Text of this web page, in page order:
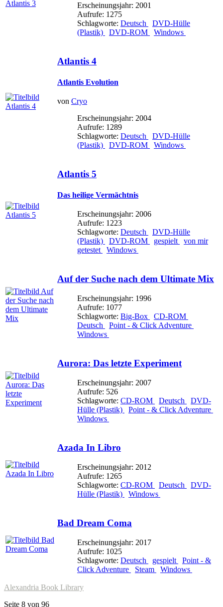
Erscheinungsjahr: 2001
Aufrufe: 1275
Schlagworte: Deutsch
DVD-Hülle
(Plastik)
DVD-ROM Windows
Atlantis 4
Atlantis Evolution
von Cryo
Erscheinungsjahr: 2004
Aufrufe: 1289
Schlagworte: Deutsch
DVD-Hülle
(Plastik)
DVD-ROM Windows
Atlantis 5
Das heilige Vermächtnis
Erscheinungsjahr: 2006
Aufrufe: 1223
Schlagworte: Deutsch
DVD-Hülle
(Plastik)
DVD-ROM gespielt
von mir
getestet
Windows
Auf der Suche nach dem Ultimate Mix
Erscheinungsjahr: 1996
Aufrufe: 1077
Schlagworte: Big-Box
CD-ROM
Deutsch
Point - & Click Adventure
Windows
Aurora: Das letzte Experiment
Erscheinungsjahr: 2007
Aufrufe: 526
Schlagworte: CD-ROM Deutsch
DVD-
Hülle (Plastik)
Point - & Click Adventure
Windows
Azada In Libro
Erscheinungsjahr: 2012
Aufrufe: 1265
Schlagworte: CD-ROM Deutsch
DVD-
Hülle (Plastik)
Windows
Bad Dream Coma
Erscheinungsjahr: 2017
Aufrufe: 1025
Schlagworte: Deutsch gespielt
Point - &
Click Adventure
Steam Windows
Alexandria Book Library
Seite 8 von 96